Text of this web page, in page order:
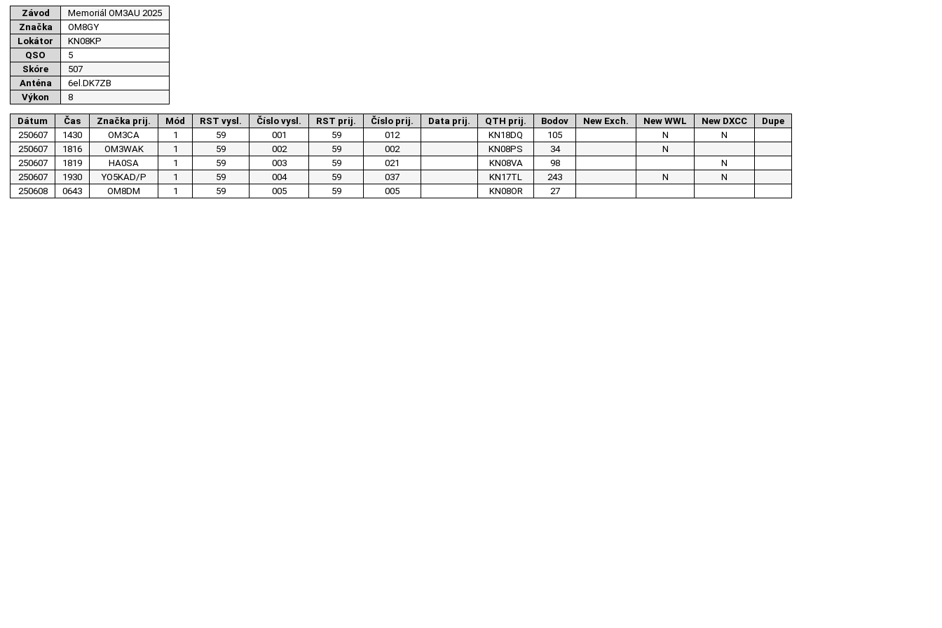
Závod
Memoriál OM3AU 2025
Značka
OM8GY
Lokátor
KN08KP
QSO
5
Skóre
507
Anténa
6el.DK7ZB
Výkon
8
Dátum Čas Značka prij. Mód RST vysl. Číslo vysl. RST prij. Číslo prij. Data prij. QTH prij. Bodov New Exch. New WWL New DXCC
Dupe
250607
1430 OM3CA 1 59 001 59 012 KN18DQ 105 N
N
250607
1816 OM3WAK 1 59 002 59 002 KN08PS 34
N
250607
1819 HA0SA 1 59 003 59 021 KN08VA 98
N
250607
1930 YO5KAD/P 1 59 004 59 037 KN17TL 243 N
N
250608
0643 OM8DM 1 59 005 59 005 KN08OR 27